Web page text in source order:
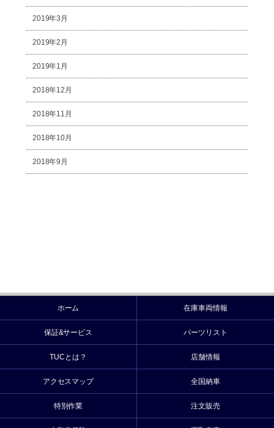
2019年3月
2019年2月
2019年1月
2018年12月
2018年11月
2018年10月
2018年9月
ホーム 在庫車両情報
保証&サービス パーツリスト
TUCとは？ 店舗情報
アクセスマップ 全国納車
特別作業 注文販売